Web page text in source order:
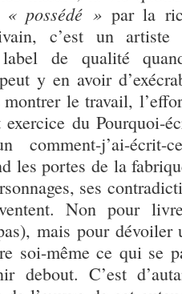
« possédé » par la
c’est un
label de qualité
y en avoir
le travail,
exercice du Pourquoi-
j’ai-écrit-
les portes de la
ses
Non pour
mais pour dévoiler
soi-même ce qui se
debout. C’est